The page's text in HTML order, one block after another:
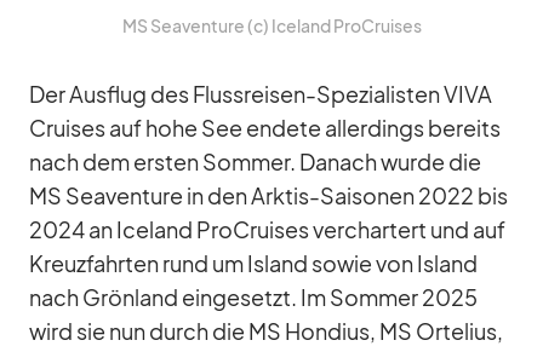
MS Sea­ven­ture (c) Ice­land Pro­Crui­ses
Der Aus­flug des Fluss­rei­sen-Spe­zia­lis­ten VIVA
Crui­ses auf hohe See en­dete al­ler­dings be­reits
nach dem ers­ten Som­mer. Da­nach wurde die
MS Sea­ven­ture in den Ark­tis-Sai­so­nen 2022 bis
2024 an Ice­land Pro­Crui­ses ver­char­tert und auf
Kreuz­fahr­ten rund um Is­land so­wie von Is­land
nach Grön­land ein­ge­setzt. Im Som­mer 2025
wird sie nun durch die MS Hon­dius, MS Ort­elius,